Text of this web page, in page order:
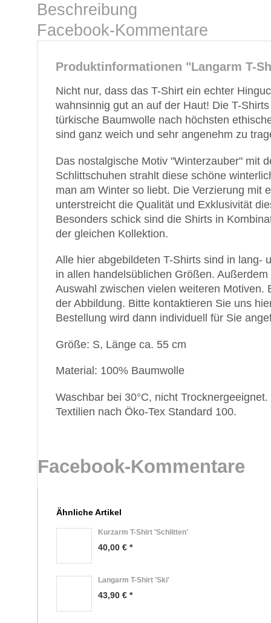
Beschreibung
Facebook-Kommentare
Produktinformationen "Langarm T-
Nicht nur, dass das T-Shirt ein echter
wahnsinnig gut an auf der Haut! Die T-
türkische Baumwolle nach höchsten
sind ganz weich und sehr angenehm zu
Das nostalgische Motiv "Winterzauber" mit
Schlittschuhen strahlt diese schöne
man am Winter so liebt. Die Verzierung mit
unterstreicht die Qualität und Exklusivität
Besonders schick sind die Shirts in
der gleichen Kollektion.
Alle hier abgebildeten T-Shirts sind in lang-
in allen handelsüblichen Größen.
Auswahl zwischen vielen weiteren Motiven.
der Abbildung. Bitte kontaktieren Sie uns
Bestellung wird dann individuell für Sie
Größe: S, Länge ca. 55 cm
Material: 100% Baumwolle
Waschbar bei 30°C, nicht
Textilien nach Öko-Tex Standard 100.
Facebook-Kommentare
Ähnliche Artikel
Kurzarm T-Shirt 'Schlitten'
40,00 € *
Langarm T-Shirt 'Ski'
43,90 € *